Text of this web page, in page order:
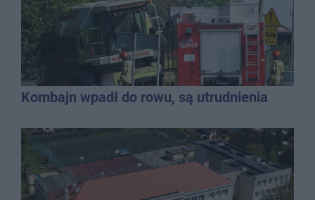
Kombajn wpadł do rowu, są utrudnienia